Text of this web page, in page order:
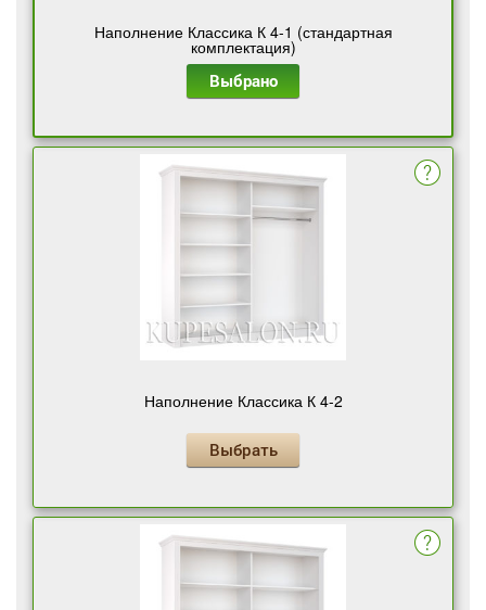
Наполнение Классика К 4-1 (стандартная
комплектация)
Выбрано
Наполнение Классика К 4-2
Выбрать